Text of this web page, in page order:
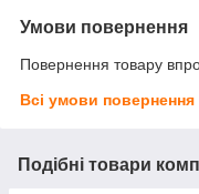
Умови повернення
Повернення товару
Всі умови повернення
Подібні товари